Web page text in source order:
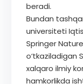
beradi.
Bundan
universiteti
Springer
o‘tkaziladigan
xalqaro ilmiy
hamkorlikda